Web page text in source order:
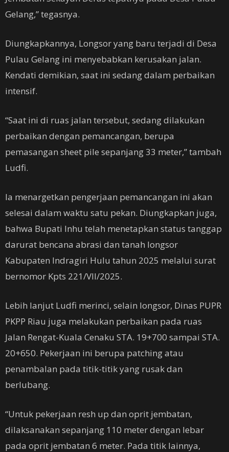
Gelang,” tegasnya.
Diungkapkannya, Longsor yang baru terjadi di Desa
Pulau Gelang ini menyebabkan kerusakan jalan.
Kendati demikian, saat ini sedang dalam perbaikan
intensif.
“Saat ini di ruas jalan tersebut, sedang dilakukan
perbaikan dengan pemancangan, berupa
pemasangan sheet pile sepanjang 33 meter,” tambah
Ludfi.
Ia menargetkan pengerjaan pemancangan ini akan
selesai dalam waktu satu pekan. Diungkapkan juga,
bahwa Bupati Inhu telah menetapkan status tanggap
darurat bencana abrasi dan tanah longsor
Kabupaten Indragiri Hulu tahun 2025 melalui surat
bernomor Kpts 221/VII/2025.
Lebih lanjut Ludfi merinci, selain longsor, Dinas PUPR
PKPP Riau juga melakukan perbaikan pada ruas
Jalan Rengat-Kuala Cenaku STA. 19+700 sampai STA.
20+650. Pekerjaan ini berupa patching atau
penambalan pada titik-titik yang rusak dan
berlubang.
“Untuk pekerjaan resh up dan oprit jembatan,
dilaksanakan sepanjang 110 meter dengan lebar
pada oprit jembatan 6 meter. Pada titik lainnya,